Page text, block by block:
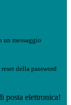
un messaggio
della password
posta elettronica!